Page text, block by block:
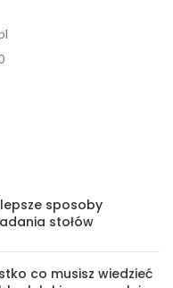
sposoby
stołów
co musisz wiedzieć